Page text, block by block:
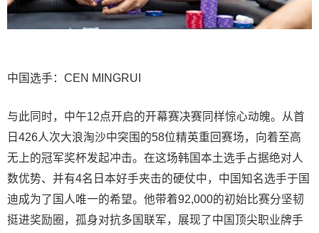
中国选手：CEN MINGRUI
与此同时，中午12点开启的开幕赛决赛同样惊心动魄。从首
日426人次大浪淘沙中突围的58位精英重回赛场，向着至高
无上的冠军奖杯发起冲击。在这场韩国本土选手占据绝对人
数优势、并有4名日本好手夹击的硬仗中，中国知名选手于国
迪成为了国人唯一的希望。他带着92,000的初始比赛分坚韧
挺进奖励圈，孤身对抗多国联军，展现了中国顶尖职业牌手